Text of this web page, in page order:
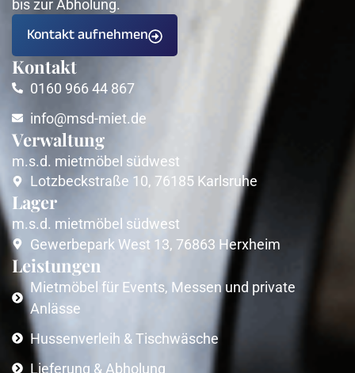
bis zur Abholung.
Kontakt aufnehmen
Kontakt
0160 966 44 867
info@msd-miet.de
Verwaltung
m.s.d. mietmöbel südwest
Lotzbeckstraße 10, 76185 Karlsruhe
Lager
m.s.d. mietmöbel südwest
Gewerbepark West 13, 76863 Herxheim
Leistungen
Mietmöbel für Events, Messen und private
Anlässe
Hussenverleih & Tischwäsche
Lieferung & Abholung